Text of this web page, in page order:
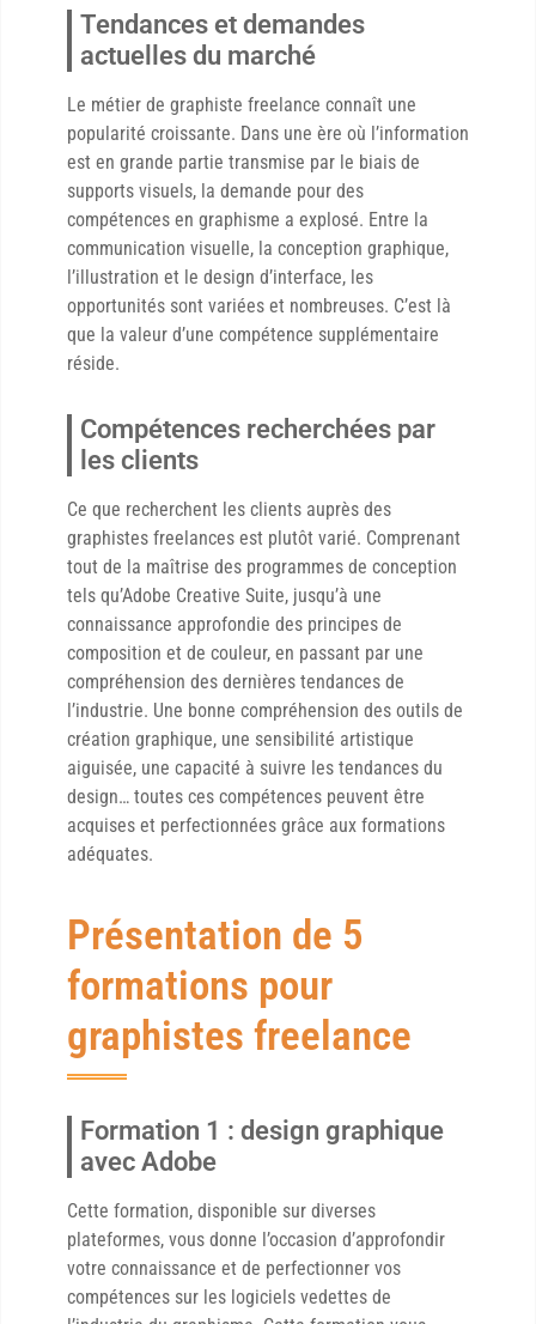
Tendances et demandes
actuelles du marché
Le métier de graphiste freelance connaît une
popularité croissante. Dans une ère où l’information
est en grande partie transmise par le biais de
supports visuels, la demande pour des
compétences en graphisme a explosé. Entre la
communication visuelle, la conception graphique,
l’illustration et le design d’interface, les
opportunités sont variées et nombreuses. C’est là
que la valeur d’une compétence supplémentaire
réside.
Compétences recherchées par
les clients
Ce que recherchent les clients auprès des
graphistes freelances est plutôt varié. Comprenant
tout de la maîtrise des programmes de conception
tels qu’Adobe Creative Suite, jusqu’à une
connaissance approfondie des principes de
composition et de couleur, en passant par une
compréhension des dernières tendances de
l’industrie. Une bonne compréhension des outils de
création graphique, une sensibilité artistique
aiguisée, une capacité à suivre les tendances du
design… toutes ces compétences peuvent être
acquises et perfectionnées grâce aux formations
adéquates.
Présentation de 5
formations pour
graphistes freelance
Formation 1 : design graphique
avec Adobe
Cette formation, disponible sur diverses
plateformes, vous donne l’occasion d’approfondir
votre connaissance et de perfectionner vos
compétences sur les logiciels vedettes de